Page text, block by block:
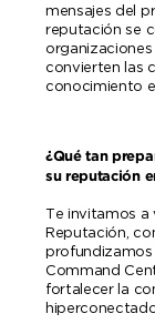
mensajes del
reputación se
convierten las
conocimiento
¿Qué tan
su reputación
Te invitamos a
Reputación,
profundizamos
Command
fortalecer la